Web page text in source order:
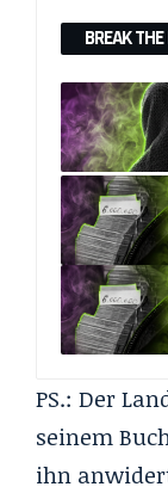
BREAK
PS.: Der
seinem
ihn